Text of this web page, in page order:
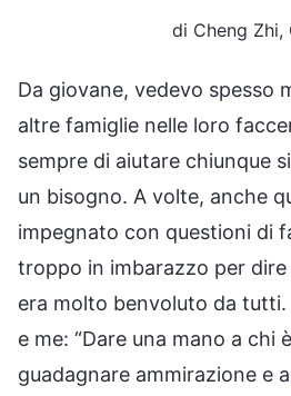
di Cheng Zhi,
Da giovane, vedevo spesso
altre famiglie nelle loro
sempre di aiutare chiunque
un bisogno. A volte, anche
impegnato con questioni di
troppo in imbarazzo per
era molto benvoluto da
e me: “Dare una mano a chi
guadagnare ammirazione e